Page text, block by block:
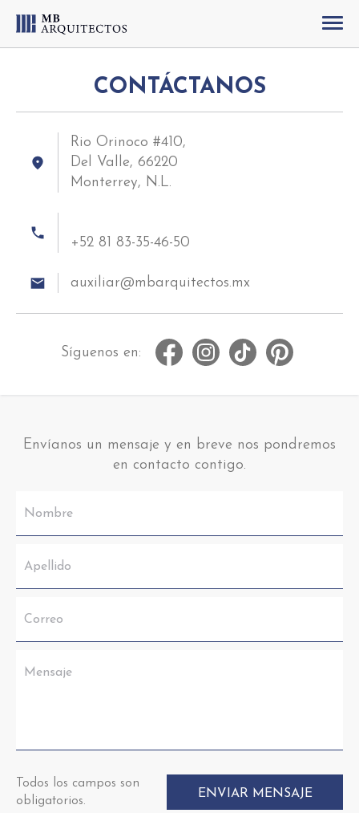
CONTÁCTANOS
place
Rio Orinoco #410,
Del Valle, 66220
Monterrey, N.L.
phone
+52 81 83-35-46-50
email auxiliar
Síguenos en:
Envíanos un mensaje y en breve nos pondremos
en contacto contigo.
Nombre
Apellido
Correo
Mensaje
Todos los campos son
obligatorios.